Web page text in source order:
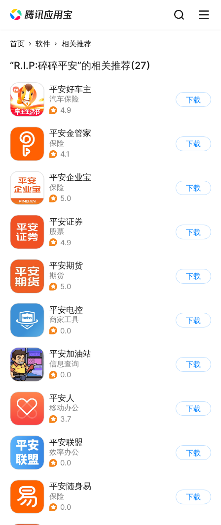
首页 软件 相关推荐
“R.I.P:碎碎平安”的相关推荐(27)
平安好车主
汽车保险
4.9
下载
平安金管家
保险
4.1
下载
平安企业宝
保险
5.0
下载
平安证券
股票
4.9
下载
平安期货
期货
5.0
下载
平安电控
商家工具
0.0
下载
平安加油站
信息查询
0.0
下载
平安人
移动办公
3.7
下载
平安联盟
效率办公
0.0
下载
平安随身易
保险
0.0
下载